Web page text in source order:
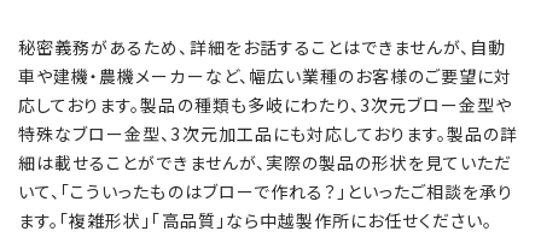
秘密義務があるため、詳細をお話することはできませんが、自動
車や建機・農機メーカーなど、幅広い業種のお客様のご要望に対
応しております。製品の種類も多岐にわたり、3次元ブロー金型や
特殊なブロー金型、3次元加工品にも対応しております。製品の詳
細は載せることができませんが、実際の製品の形状を見ていただ
いて、「こういったものはブローで作れる？」といったご相談を承り
ます。「複雑形状」「高品質」なら中越製作所にお任せください。